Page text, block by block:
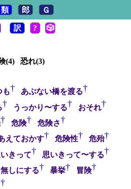
類 郎 Ｇ
訳 ? 🎲
(4) 恐れ(3)
も† あぶない橋を渡る†
† うっかり〜する† おそれ†
† 危険† 危険さ†
えておかす† 危険性† 危殆†
きって† 思いきって〜する†
しにする† 暴挙† 冒険†
†